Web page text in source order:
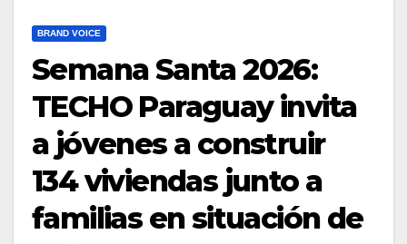
BRAND VOICE
Semana Santa 2026:
TECHO Paraguay invita
a jóvenes a construir
134 viviendas junto a
familias en situación de